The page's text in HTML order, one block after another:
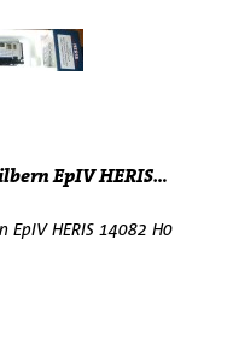
EpIV HERIS...
EpIV HERIS 14082 H0